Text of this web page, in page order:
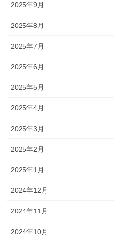
2025年9月
2025年8月
2025年7月
2025年6月
2025年5月
2025年4月
2025年3月
2025年2月
2025年1月
2024年12月
2024年11月
2024年10月